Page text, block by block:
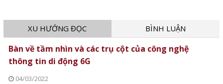
XU HƯỚNG ĐỌC BÌNH LUẬN
Bàn về tầm nhìn và các trụ cột của công nghệ
thông tin di động 6G
04/03/2022